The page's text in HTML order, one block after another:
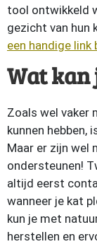
tool ontwikkeld
gezicht van hun
een handige
Wat kan
Zoals wel vaker
kunnen hebben,
Maar er zijn wel
ondersteunen!
altijd eerst
wanneer je kat
kun je met
herstellen en